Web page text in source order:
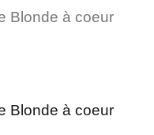
Blonde à coeur
Blonde à coeur